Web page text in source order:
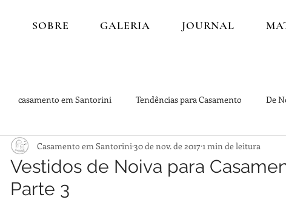
SOBRE GALERIA JOURNAL
casamento em Santorini Tendências para Casamento De
Mel na Grécia DICAS
Vestidos de Noiva para
Parte 3
Casamento em Santorini 30 de nov. de 20171 min de leitura